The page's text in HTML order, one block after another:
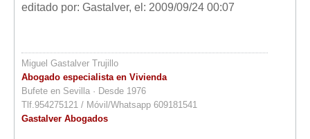
editado por: Gastalver, el: 2009/09/24 00:07
Miguel Gastalver Trujillo
Abogado especialista en Vivienda
Bufete en Sevilla · Desde 1976
Tlf.954275121 / Móvil/Whatsapp 609181541
Gastalver Abogados